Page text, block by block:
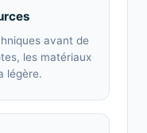
avant de
les matériaux
légère.